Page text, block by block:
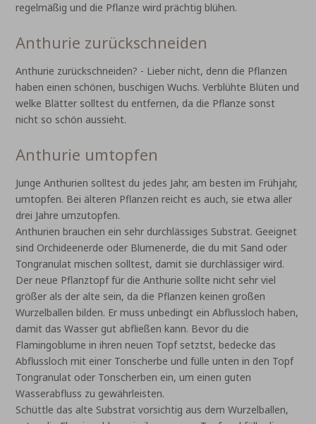
regelmäßig und die Pflanze wird prächtig blühen.
Anthurie zurückschneiden
Anthurie zurückschneiden? - Lieber nicht, denn die Pflanzen
haben einen schönen, buschigen Wuchs. Verblühte Blüten und
welke Blätter solltest du entfernen, da die Pflanze sonst
nicht so schön aussieht.
Anthurie umtopfen
Junge Anthurien solltest du jedes Jahr, am besten im Frühjahr,
umtopfen. Bei älteren Pflanzen reicht es auch, sie etwa aller
drei Jahre umzutopfen.
Anthurien brauchen ein sehr durchlässiges Substrat. Geeignet
sind Orchideenerde oder Blumenerde, die du mit Sand oder
Tongranulat mischen solltest, damit sie durchlässiger wird.
Der neue Pflanztopf für die Anthurie sollte nicht sehr viel
größer als der alte sein, da die Pflanzen keinen großen
Wurzelballen bilden. Er muss unbedingt ein Abflussloch haben,
damit das Wasser gut abfließen kann. Bevor du die
Flamingoblume in ihren neuen Topf setztst, bedecke das
Abflussloch mit einer Tonscherbe und fülle unten in den Topf
Tongranulat oder Tonscherben ein, um einen guten
Wasserabfluss zu gewährleisten.
Schüttle das alte Substrat vorsichtig aus dem Wurzelballen,